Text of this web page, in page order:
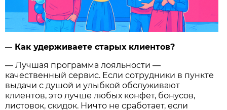
— Как удерживаете старых клиентов?
— Лучшая программа лояльности —
качественный сервис. Если сотрудники в пункте
выдачи с душой и улыбкой обслуживают
клиентов, это лучше любых конфет, бонусов,
листовок, скидок. Ничто не сработает, если